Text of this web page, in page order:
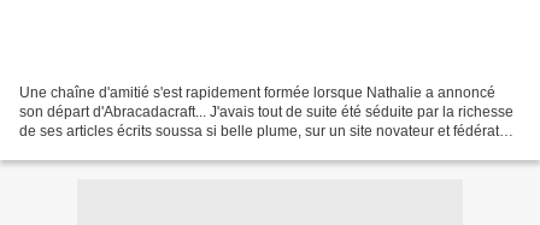
Une chaîne d'amitié s'est rapidement formée lorsque Nathalie a annoncé
son départ d'Abracadacraft... J'avais tout de suite été séduite par la richesse
de ses articles écrits soussa si belle plume, sur un site novateur et fédérateur